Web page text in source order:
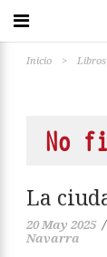
Inicio > Libros
No
La
20 May 2025 /
Navarra